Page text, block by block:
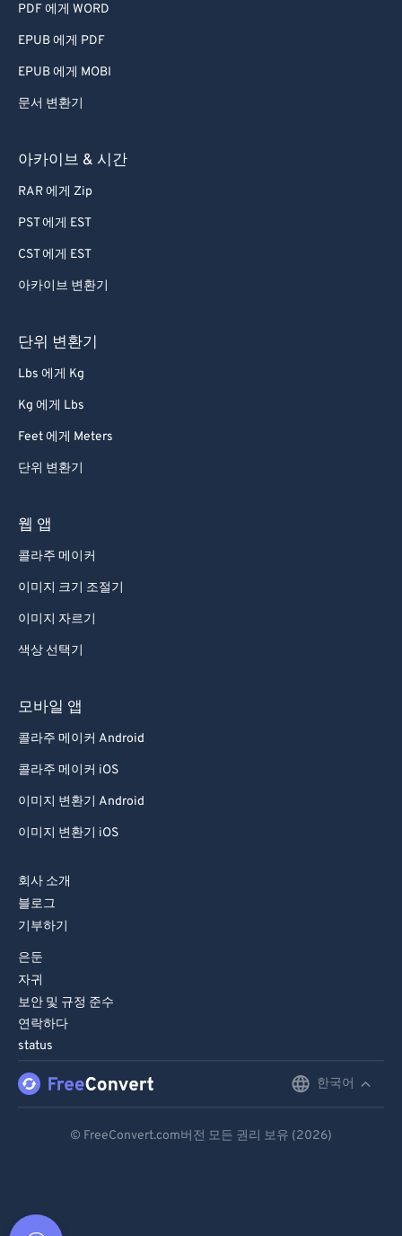
PDF 에게 WORD
EPUB 에게 PDF
EPUB 에게 MOBI
문서 변환기
아카이브 & 시간
RAR 에게 Zip
PST 에게 EST
CST 에게 EST
아카이브 변환기
단위 변환기
Lbs 에게 Kg
Kg 에게 Lbs
Feet 에게 Meters
단위 변환기
웹 앱
콜라주 메이커
이미지 크기 조절기
이미지 자르기
색상 선택기
모바일 앱
콜라주 메이커 Android
콜라주 메이커 iOS
이미지 변환기 Android
이미지 변환기 iOS
회사 소개
블로그
기부하기
은둔
자귀
보안 및 규정 준수
연락하다
status
한국어
© FreeConvert.com버전 모든 권리 보유 (2026)